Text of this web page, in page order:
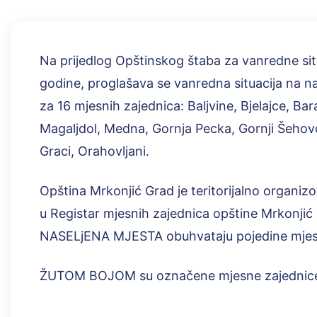
Na prijedlog Opštinskog štaba za vanredne
godine, proglašava se vanredna situacija na
za 16 mjesnih zajednica: Baljvine, Bjelajce,
Magaljdol, Medna, Gornja Pecka, Gornji
Graci, Orahovljani.
Opština Mrkonjić Grad je teritorijalno
u Registar mjesnih zajednica opštine
NASELjENA MJESTA obuhvataju pojedine
ŽUTOM BOJOM su označene mjesne